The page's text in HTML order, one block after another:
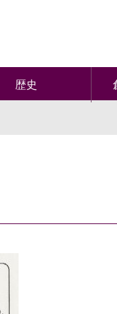
歴史